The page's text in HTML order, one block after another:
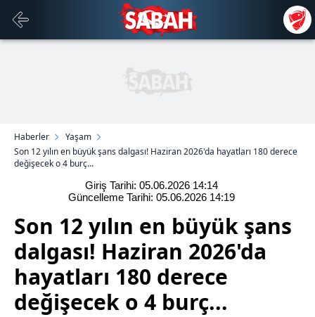
Haberler
Yaşam
Son 12 yılın en büyük şans dalgası! Haziran 2026'da hayatları 180 derece
değişecek o 4 burç...
Giriş Tarihi: 05.06.2026 14:14
Güncelleme Tarihi: 05.06.2026 14:19
Son 12 yılın en büyük şans
dalgası! Haziran 2026'da
hayatları 180 derece
değişecek o 4 burç...